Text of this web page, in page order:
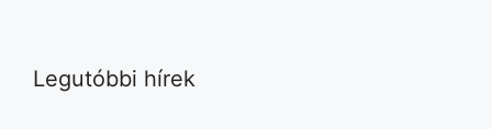
Legutóbbi hírek